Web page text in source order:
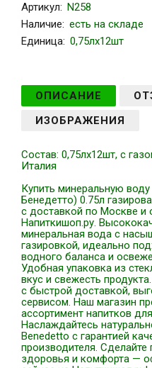
Артикул: N258
Наличие: есть на складе
Единица: 0,75лх12шт
ОПИСАНИЕ
ИЗОБРАЖЕНИЯ
Состав: 0,75лх12шт, с
Италия
Купить минеральную
Бенедетто) 0.75л
с доставкой по Москве и
Напиткишоп.ру.
минеральная вода с
газировкой, идеально
водного баланса и
Удобная упаковка из
вкус и свежесть
с быстрой доставкой,
сервисом. Наш магазин
ассортимент напитков
Наслаждайтесь
Benedetto с гарантией
производителя.
здоровья и комфорта —